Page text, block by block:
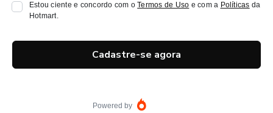
Estou ciente e concordo com oTermos de Uso e com a Políticas da
Hotmart.
Cadastre-se agora
Powered by